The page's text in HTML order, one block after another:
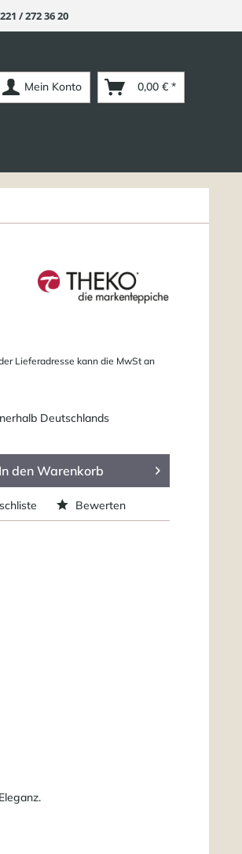
/ 272 36 20
Mein Konto 0,00 € *
Lieferadresse kann die MwSt an
Deutschlands
In den Warenkorb
Bewerten